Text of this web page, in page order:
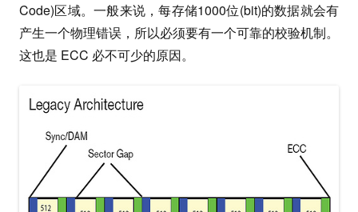
Code)区域。一般来说，每存储1000位(bit)的数据就会有
产生一个物理错误，所以必须要有一个可靠的校验机制。
这也是 ECC 必不可少的原因。